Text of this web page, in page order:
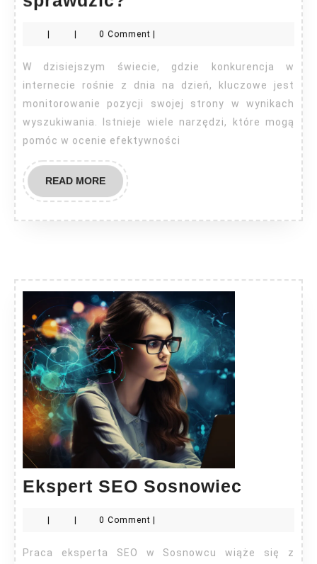
jak
sprawdzić?
| | 0 Comment |
W dzisiejszym świecie, gdzie konkurencja w
internecie rośnie z dnia na dzień, kluczowe jest
monitorowanie pozycji swojej strony w wynikach
wyszukiwania. Istnieje wiele narzędzi, które mogą
pomóc w ocenie efektywności
READ MOREREAD
MORE
Ekspert SEO Sosnowiec Ekspert
| | 0 Comment |
Praca eksperta SEO w Sosnowcu wiąże się z